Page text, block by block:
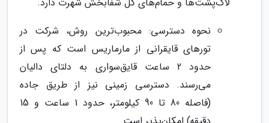
نحوه دسترسی: محبوب‌ترین روش، شرکت در
تورهای قایقرانی از مارماریس است که پس از
حدود 2 ساعت قایق‌سواری به دلتای دالیان
می‌رسند. دسترسی زمینی نیز از طریق جاده
(فاصله 80 تا 90 کیلومتر، حدود 1 ساعت و 15